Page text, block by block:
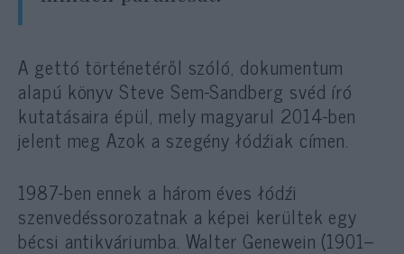
A gettó történetéről szóló, dokumentum
alapú könyv Steve Sem-Sandberg svéd író
kutatásaira épül, mely magyarul 2014-ben
jelent meg Azok a szegény łódźiak címen.
1987-ben ennek a három éves łódźi
szenvedéssorozatnak a képei kerültek egy
bécsi antikváriumba. Walter Genewein (1901–